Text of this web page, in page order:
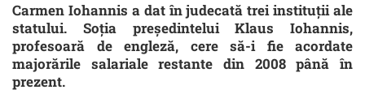
Carmen Iohannis a dat în judecată trei instituții ale
statului. Soția președintelui Klaus Iohannis,
profesoară de engleză, cere să-i fie acordate
majorările salariale restante din 2008 până în
prezent.